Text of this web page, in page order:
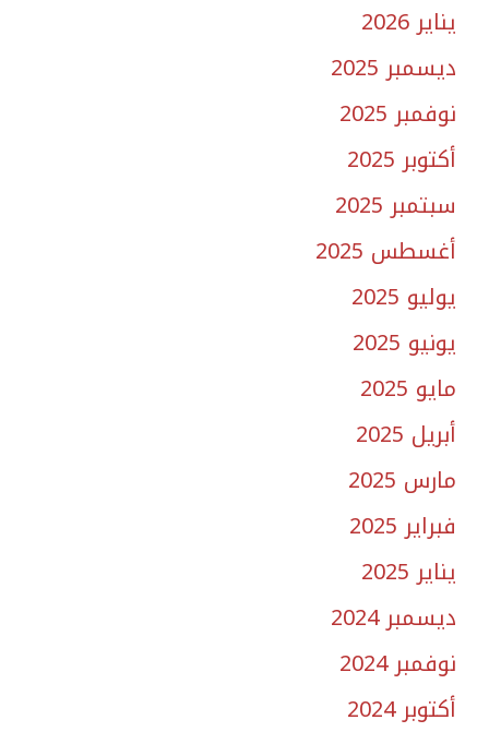
يناير 2026
ديسمبر 2025
نوفمبر 2025
أكتوبر 2025
سبتمبر 2025
أغسطس 2025
يوليو 2025
يونيو 2025
مايو 2025
أبريل 2025
مارس 2025
فبراير 2025
يناير 2025
ديسمبر 2024
نوفمبر 2024
أكتوبر 2024